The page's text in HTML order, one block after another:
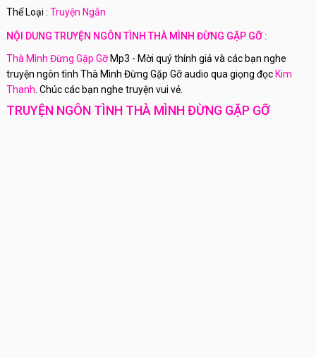
Thể Loại : Truyện Ngắn
NỘI DUNG TRUYỆN NGÔN TÌNH THÀ MÌNH ĐỪNG GẶP GỠ :
Thà Mình Đừng Gặp GỡMp3 - Mời quý thính giả và các bạn nghe
truyện ngôn tình Thà Mình Đừng Gặp Gỡ audio qua giọng đọc Kim
Thanh . Chúc các bạn nghe truyện vui vẻ.
TRUYỆN NGÔN TÌNH THÀ MÌNH ĐỪNG GẶP GỠ